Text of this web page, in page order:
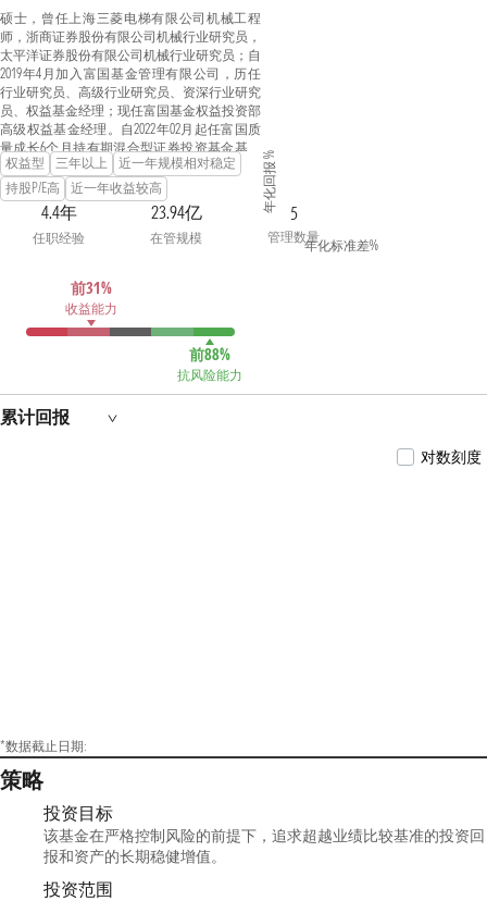
硕士，曾任上海三菱电梯有限公司机械工程
师，浙商证券股份有限公司机械行业研究员，
太平洋证券股份有限公司机械行业研究员；自
2019年4月加入富国基金管理有限公司，历任
行业研究员、高级行业研究员、资深行业研究
员、权益基金经理；现任富国基金权益投资部
高级权益基金经理。自2022年02月起任富国质
量成长6个月持有期混合型证券投资基金基金
经理；自2023年02月起任富国新活力灵活配置
混合型发起式证券投资基金基金经理；自2023
年12月起任富国核心优势混合型发起式证券投
资基金基金经理；具有基金从业资格。
权益型 三年以上
近一年规模相对稳定
持股P/E高
近一年收益较高
4.4年
任职经验
23.94亿
在管规模
5
管理数量
前31%
收益能力
前88%
抗风险能力
年化回报 %
年化标准差%
累计回报
对数刻度
*数据截止日期:
策略
投资目标
该基金在严格控制风险的前提下，追求超越业绩比较基准的投资回
报和资产的长期稳健增值。
投资范围